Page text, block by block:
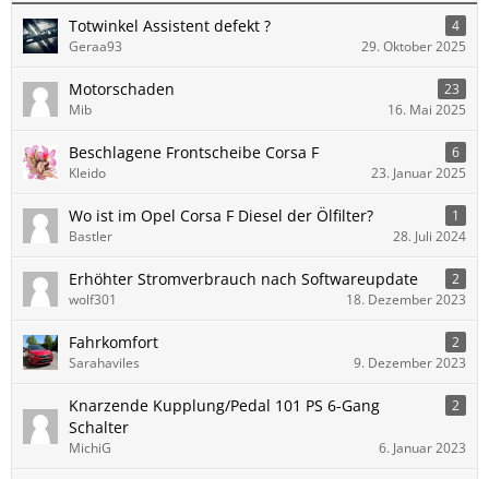
Totwinkel Assistent defekt ?
4
Geraa93
29. Oktober 2025
Motorschaden
23
Mib
16. Mai 2025
Beschlagene Frontscheibe Corsa F
6
Kleido
23. Januar 2025
Wo ist im Opel Corsa F Diesel der Ölfilter?
1
Bastler
28. Juli 2024
Erhöhter Stromverbrauch nach Softwareupdate
2
wolf301
18. Dezember 2023
Fahrkomfort
2
Sarahaviles
9. Dezember 2023
Knarzende Kupplung/Pedal 101 PS 6-Gang
Schalter
2
MichiG 6. Januar 2023